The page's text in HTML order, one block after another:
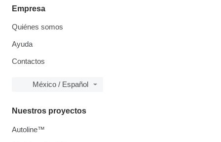
Empresa
Quiénes somos
Ayuda
Contactos
México / Español
Nuestros proyectos
Autoline™